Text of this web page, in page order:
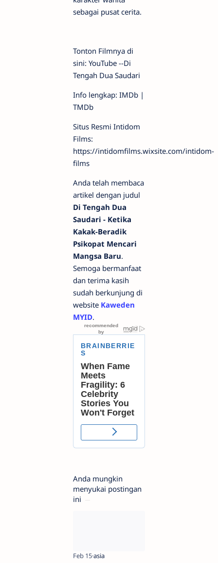
sebagai pusat cerita.
Tonton Filmnya di
sini: YouTube --Di
Tengah Dua Saudari
Info lengkap: IMDb |
TMDb
Situs Resmi Intidom
Films:
https://intidomfilms.wixsite.com/intidom-
films
Anda telah membaca
artikel dengan judul
Di Tengah Dua
Saudari - Ketika
Kakak-Beradik
Psikopat Mencari
Mangsa Baru.
Semoga bermanfaat
dan terima kasih
sudah berkunjung di
website Kaweden
MYID.
Anda mungkin
menyukai postingan
ini